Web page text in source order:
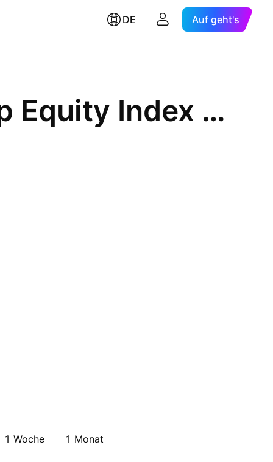
DE Auf geht's
Desjardins American Mid Cap Equity Index ETF
1 Woche 1 Monat